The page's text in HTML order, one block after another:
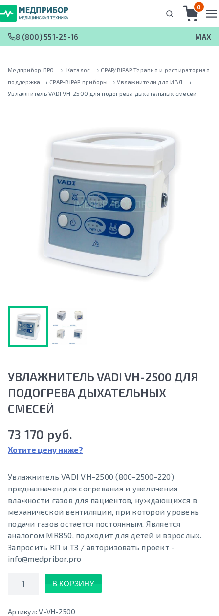
0
8 (800) 551-25-16 MAX
Медприбор ПРО → Каталог → CPAP/BIPAP Терапия и респираторная
поддержка → CPAP-BiPAP приборы → Увлажнители для ИВЛ
→
Увлажнитель VADI VH-2500 для подогрева дыхательных смесей
УВЛАЖНИТЕЛЬ VADI VH-2500 ДЛЯ
ПОДОГРЕВА ДЫХАТЕЛЬНЫХ
СМЕСЕЙ
73 170 руб.
Хотите цену ниже?
Увлажнитель VADI VH-2500 (800-2500-220)
предназначен для согревания и увеличения
влажности газов для пациентов, нуждающихся в
механической вентиляции, при которой уровень
подачи газов остается постоянным. Является
аналогом MR850, подходит для детей и взрослых.
Запросить КП и ТЗ / авторизовать проект -
info@medpribor.pro
Количество
В КОРЗИНУ
Артикул:V-VH-2500